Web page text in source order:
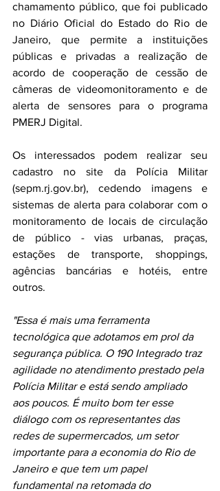
chamamento público, que foi publicado
no Diário Oficial do Estado do Rio de
Janeiro, que permite a instituições
públicas e privadas a realização de
acordo de cooperação de cessão de
câmeras de videomonitoramento e de
alerta de sensores para o programa
PMERJ Digital.
Os interessados podem realizar seu
cadastro no site da Polícia Militar
(sepm.rj.gov.br), cedendo imagens e
sistemas de alerta para colaborar com o
monitoramento de locais de circulação
de público - vias urbanas, praças,
estações de transporte, shoppings,
agências bancárias e hotéis, entre
outros.
"Essa é mais uma ferramenta
tecnológica que adotamos em prol da
segurança pública. O 190 Integrado traz
agilidade no atendimento prestado pela
Polícia Militar e está sendo ampliado
aos poucos. É muito bom ter esse
diálogo com os representantes das
redes de supermercados, um setor
importante para a economia do Rio de
Janeiro e que tem um papel
fundamental na retomada do